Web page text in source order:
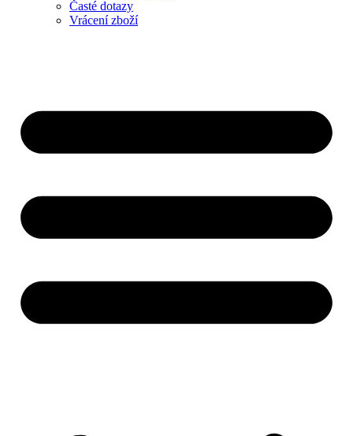
Časté dotazy
Vrácení zboží